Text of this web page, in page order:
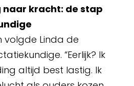
naar kracht: de stap
volgde Linda de
“Eerlijk? Ik
altijd best lastig. Ik